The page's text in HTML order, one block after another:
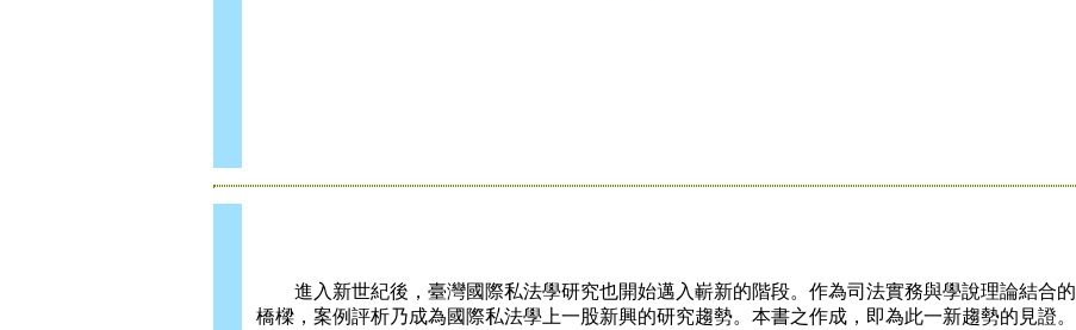
進入新世紀後，臺灣國際私法學研究也開始邁入嶄新的階段。作為司法實務與學說理論結合的
橋樑，案例評析乃成為國際私法學上一股新興的研究趨勢。本書之作成，即為此一新趨勢的見證。